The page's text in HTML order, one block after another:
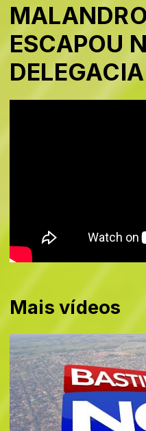
ESCAPOU
Mais vídeos